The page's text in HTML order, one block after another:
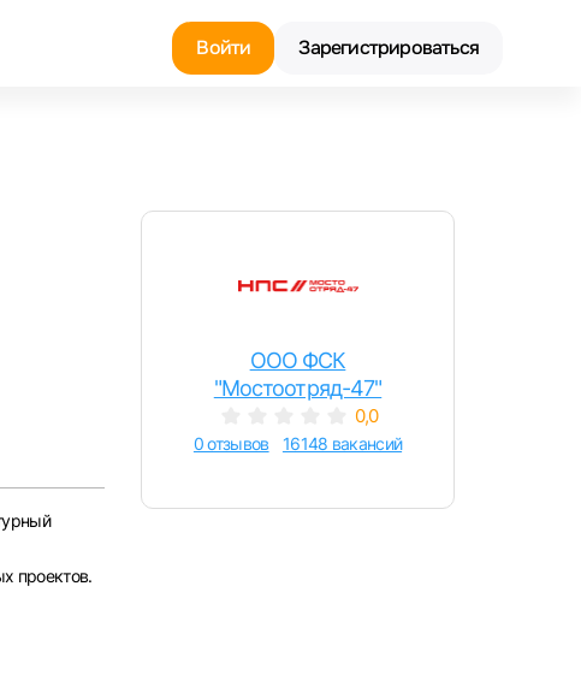
Войти Зарегистрироваться
проектов.
ООО ФСК
"Мостоотряд-47"
0,0
0 отзывов 16148 вакансий